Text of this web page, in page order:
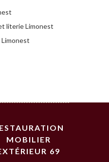
literie Limonest
MOBILIER
69